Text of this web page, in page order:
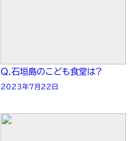
Q.石垣島のこども食堂は?
2023年7月22日